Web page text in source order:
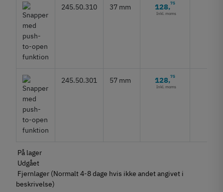
245.50.310 37 mm 128,75
Inkl. moms
245.50.301 57 mm 128,75
Inkl. moms
På lager
Udgået
Fjernlager (Normalt 4-8 dage hvis ikke andet angivet i
beskrivelse)